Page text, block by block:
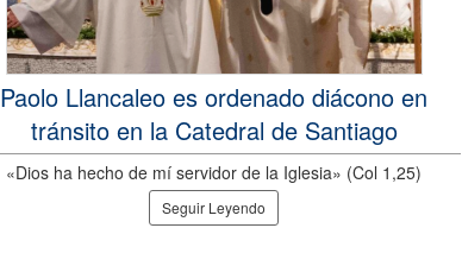
Paolo Llancaleo es ordenado diácono en
tránsito en la Catedral de Santiago
«Dios ha hecho de mí servidor de la Iglesia» (Col 1,25)
Seguir Leyendo